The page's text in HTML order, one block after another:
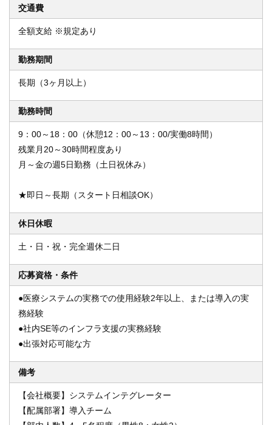
交通費
全額支給 ※規定あり
勤務期間
長期（3ヶ月以上）
勤務時間
9：00～18：00（休憩12：00～13：00/実働8時間）
残業月20～30時間程度あり
月～金の週5日勤務（土日祝休み）
★即日～長期（スタート日相談OK）
休日休暇
土・日・祝・完全週休二日
応募資格・条件
●医療システムの実務での使用経験2年以上、または導入の実
務経験
●社内SE等のインフラ支援の実務経験
●出張対応可能な方
備考
【会社概要】システムインテグレーター
【配属部署】導入チーム